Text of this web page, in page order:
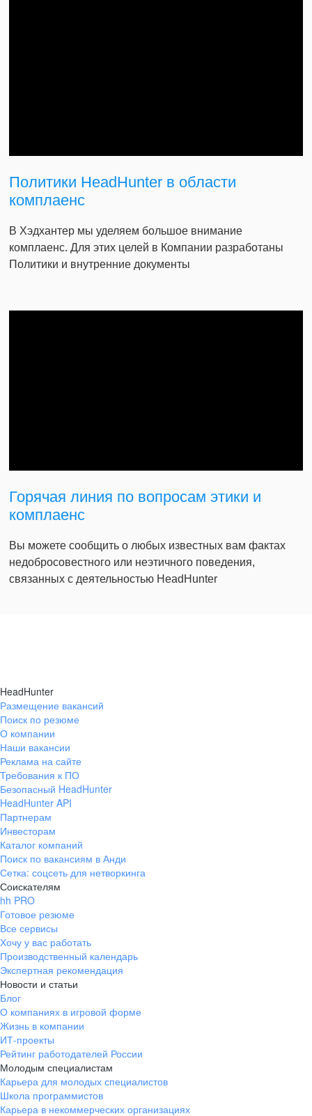
Политики HeadHunter в области
комплаенс
В Хэдхантер мы уделяем большое внимание
комплаенс. Для этих целей в Компании разработаны
Политики и внутренние документы
Горячая линия по вопросам этики и
комплаенс
Вы можете сообщить о любых известных вам фактах
недобросовестного или неэтичного поведения,
связанных с деятельностью HeadHunter
HeadHunter
Размещение вакансий
Поиск по резюме
О компании
Наши вакансии
Реклама на сайте
Требования к ПО
Безопасный HeadHunter
HeadHunter API
Партнерам
Инвесторам
Каталог компаний
Поиск по вакансиям в Анди
Сетка: соцсеть для нетворкинга
Соискателям
hh PRO
Готовое резюме
Все сервисы
Хочу у вас работать
Производственный календарь
Экспертная рекомендация
Новости и статьи
Блог
О компаниях в игровой форме
Жизнь в компании
ИТ-проекты
Рейтинг работодателей России
Молодым специалистам
Карьера для молодых специалистов
Школа программистов
Карьера в некоммерческих организациях